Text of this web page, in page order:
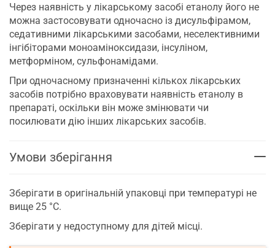
Через наявність у лікарському засобі етанолу його не
можна застосовувати одночасно із дисульфірамом,
седативними лікарськими засобами, неселективними
інгібіторами моноаміноксидази, інсуліном,
метформіном, сульфонамідами.
При одночасному призначенні кількох лікарських
засобів потрібно враховувати наявність етанолу в
препараті, оскільки він може змінювати чи
посилювати дію інших лікарських засобів.
Умови зберігання
Зберігати в оригінальній упаковці при температурі не
вище 25 °С.
Зберігати у недоступному для дітей місці.